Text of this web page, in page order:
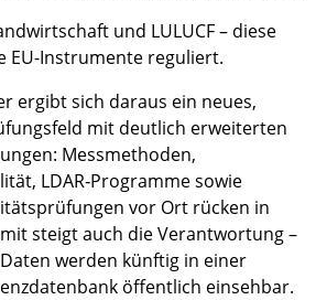
und LULUCF – diese
EU-Instrumente reguliert.
ergibt sich daraus ein neues,
mit deutlich erweiterten
Messmethoden,
LDAR‑Programme sowie
vor Ort rücken in
steigt auch die Verantwortung –
werden künftig in einer
öffentlich einsehbar.